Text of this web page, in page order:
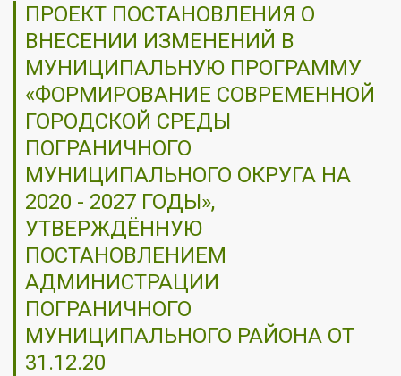
ПРОЕКТ ПОСТАНОВЛЕНИЯ О
ВНЕСЕНИИ ИЗМЕНЕНИЙ В
МУНИЦИПАЛЬНУЮ ПРОГРАММУ
«ФОРМИРОВАНИЕ СОВРЕМЕННОЙ
ГОРОДСКОЙ СРЕДЫ
ПОГРАНИЧНОГО
МУНИЦИПАЛЬНОГО ОКРУГА НА
2020 - 2027 ГОДЫ»,
УТВЕРЖДЁННУЮ
ПОСТАНОВЛЕНИЕМ
АДМИНИСТРАЦИИ
ПОГРАНИЧНОГО
МУНИЦИПАЛЬНОГО РАЙОНА ОТ
31.12.20